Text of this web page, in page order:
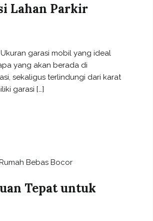
Lahan Parkir
garasi mobil yang ideal
yang akan berada di
sekaligus terlindungi dari karat
garasi […]
Tepat untuk